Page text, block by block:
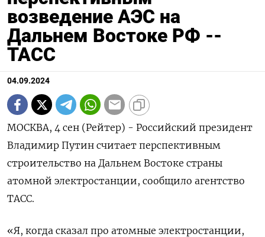
возведение АЭС на
Дальнем Востоке РФ --
ТАСС
04.09.2024
МОСКВА, 4 сен (Рейтер) - Российский президент
Владимир Путин считает перспективным
строительство на Дальнем Востоке страны
атомной электростанции, сообщило агентство
ТАСС.
«Я, когда сказал про атомные электростанции,